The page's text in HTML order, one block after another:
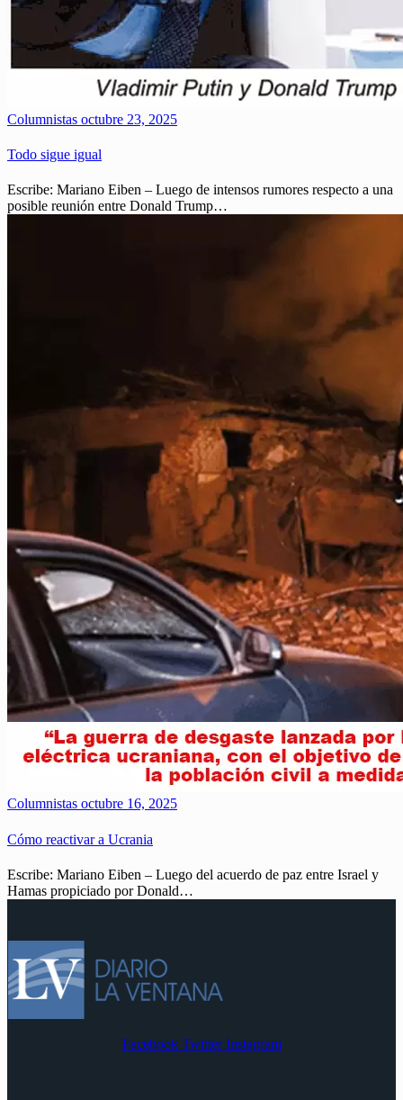
Columnistas octubre 23, 2025
Todo sigue igual
Escribe: Mariano Eiben – Luego de intensos rumores respecto a una
posible reunión entre Donald Trump…
Columnistas octubre 16, 2025
Cómo reactivar a Ucrania
Escribe: Mariano Eiben – Luego del acuerdo de paz entre Israel y
Hamas propiciado por Donald…
Facebook Twitter Instagram